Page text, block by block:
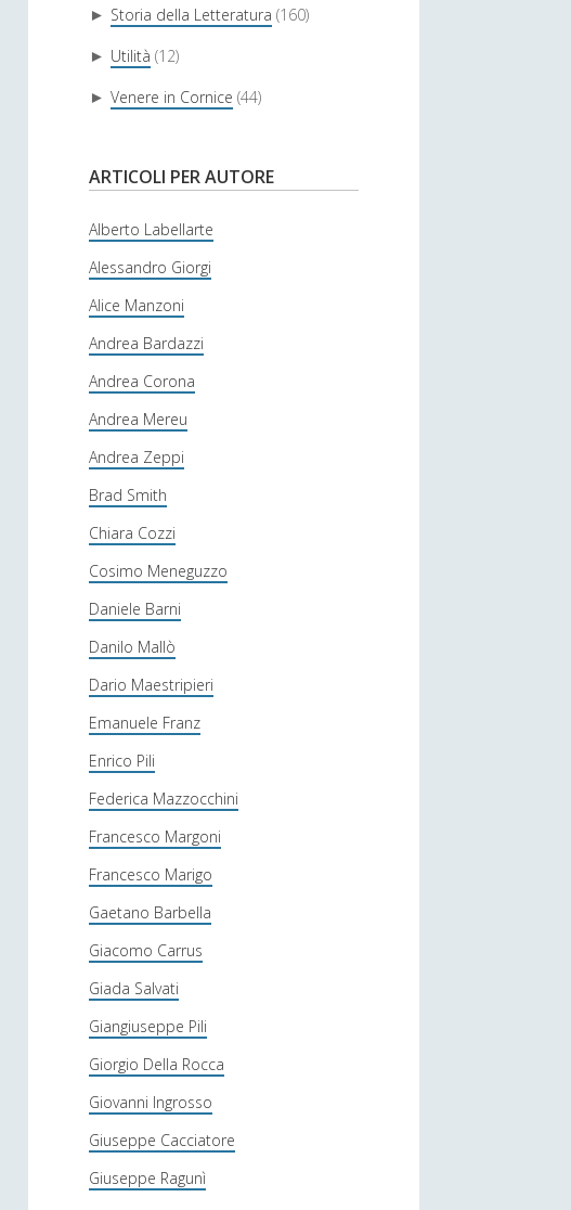
► Storia della Letteratura (160)
► Utilità (12)
► Venere in Cornice (44)
ARTICOLI PER AUTORE
Alberto Labellarte
Alessandro Giorgi
Alice Manzoni
Andrea Bardazzi
Andrea Corona
Andrea Mereu
Andrea Zeppi
Brad Smith
Chiara Cozzi
Cosimo Meneguzzo
Daniele Barni
Danilo Mallò
Dario Maestripieri
Emanuele Franz
Enrico Pili
Federica Mazzocchini
Francesco Margoni
Francesco Marigo
Gaetano Barbella
Giacomo Carrus
Giada Salvati
Giangiuseppe Pili
Giorgio Della Rocca
Giovanni Ingrosso
Giuseppe Cacciatore
Giuseppe Ragunì